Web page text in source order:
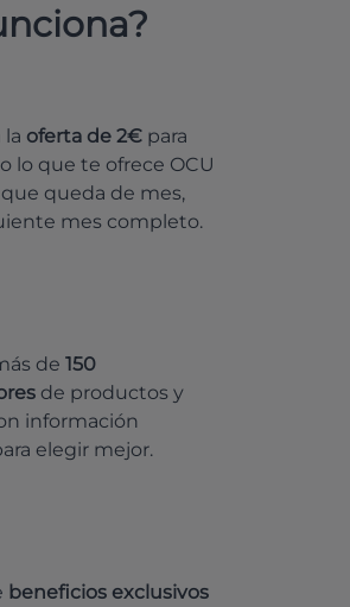
la oferta de 2€ para
lo que te ofrece OCU
queda de mes,
mes completo.
de 150
de productos y
información
elegir mejor.
beneficios exclusivos